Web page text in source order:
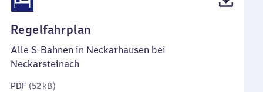
Regelfahrplan
52
Alle S-Bahnen in Neckarhausen bei
Neckarsteinach
PDF (52 kB)